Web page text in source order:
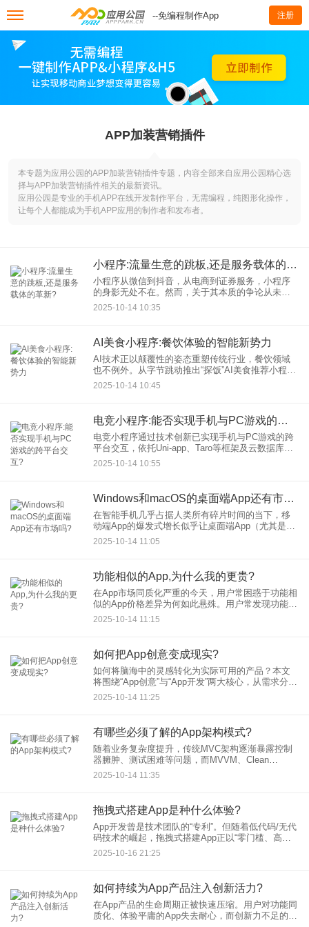
--免编程制作App 注册
APP加装营销插件
本专题为应用公园的APP加装营销插件专题，内容全部来自应用公园精心选
择与APP加装营销插件相关的最新资讯。
应用公园是专业的手机APP在线开发制作平台，无需编程，纯图形化操作，
让每个人都能成为手机APP应用的制作者和发布者。
小程序:流量生意的跳板,还是服务载体的革新?
小程序从微信到抖音，从电商到证券服务，小程序
的身影无处不在。然而，关于其本质的争论从未停
歇：小程序究竟是“流量生意”的跳板，还是“服务载
体”的革新？这一问题的答案，或许就隐藏在小程序
2025-10-14 10:35
AI美食小程序:餐饮体验的智能新势力
AI技术正以颠覆性的姿态重塑传统行业，餐饮领域
也不例外。从字节跳动推出“探饭”AI美食推荐小程
序，到味界智控打造智能点餐系统，再到融合AIGC
技术的动态菜单生成工具，AI美食小程序正以“千人
2025-10-14 10:45
电竞小程序:能否实现手机与PC游戏的跨平台交互?
电竞小程序通过技术创新已实现手机与PC游戏的跨
平台交互，依托Uni-app、Taro等框架及云数据库、
WebSocket技术，结合WeGame串流功能，为用户
打造无缝游戏体验。本文解析技术原理、案例与
2025-10-14 10:55
Windows和macOS的桌面端App还有市场吗?
在智能手机几乎占据人类所有碎片时间的当下，移
动端App的爆发式增长似乎让桌面端App（尤其是
Windows和macOS平台）显得过时。但若深入观
察，会发现桌面端App不仅未被淘汰，反而在特定场
2025-10-14 11:05
功能相似的App,为什么我的更贵?
在App市场同质化严重的今天，用户常困惑于功能相
似的App价格差异为何如此悬殊。用户常发现功能描
述相似的App价格天差地别：有的仅需免费下载，有
的却定价数百元甚至采用订阅制收费。这种差异并
2025-10-14 11:15
如何把App创意变成现实?
如何将脑海中的灵感转化为实际可用的产品？本文
将围绕“App创意”与“App开发”两大核心，从需求分
析、技术实现到市场验证，系统梳理将创意落地的
全流程，为创业者、产品经理及开发者提供可操作
2025-10-14 11:25
有哪些必须了解的App架构模式?
随着业务复杂度提升，传统MVC架构逐渐暴露控制
器臃肿、测试困难等问题，而MVVM、Clean
Architecture等新型架构正成为主流。本文解析5种核
心架构，帮助开发者构建高效应用。
2025-10-14 11:35
拖拽式搭建App是种什么体验?
App开发曾是技术团队的“专利”。但随着低代码/无代
码技术的崛起，拖拽式搭建App正以“零门槛、高效
率”的特点，重新定义移动端应用的开发模式。无论
是初创企业快速验证市场需求，还是传统企业数字
2025-10-16 21:25
如何持续为App产品注入创新活力?
在App产品的生命周期正被快速压缩。用户对功能同
质化、体验平庸的App失去耐心，而创新力不足的